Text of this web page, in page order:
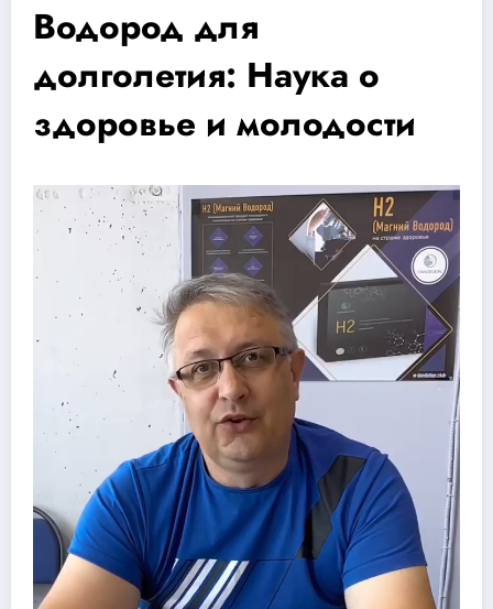
Водород для
долголетия: Наука о
здоровье и молодости